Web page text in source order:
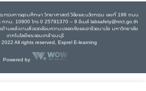
ะทรวงการอุดมศึกษา วิทยาศาสตร์ วิจัยและนวัตกรรม เลขที่ 196 ถนน
กทม. 10900 โทร 0 25791370 – 9 อีเมล์ labsafety@nrct.go.th
านพลังงานสิ่งแวดล้อมความปลอดภัยและอาชีวอนามัย มหาวิทยาลัย
เทคโนโลยีพระจอมเกล้าธนบุรี
All rights reserved, Esprel E-learning
Powered by